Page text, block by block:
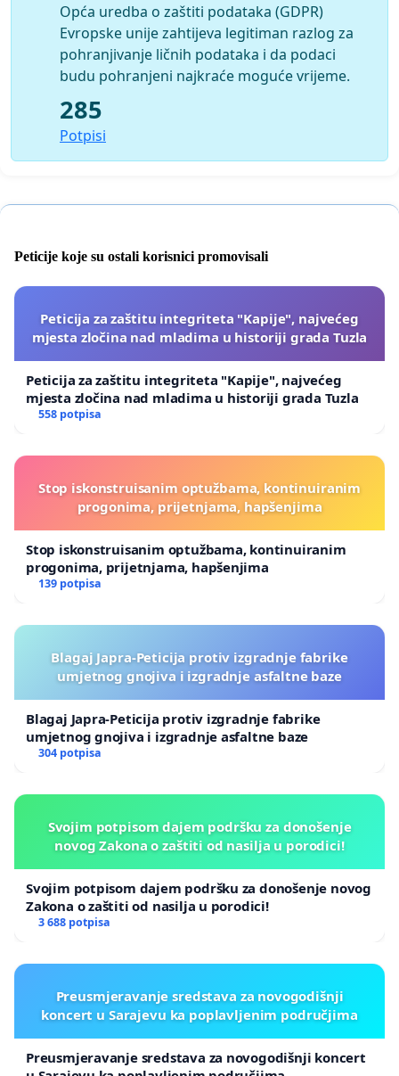
Opća uredba o zaštiti podataka (GDPR)
Evropske unije zahtijeva legitiman razlog za
pohranjivanje ličnih podataka i da podaci
budu pohranjeni najkraće moguće vrijeme.
285
Potpisi
Peticije koje su ostali korisnici promovisali
Peticija za zaštitu integriteta "Kapije", najvećeg
mjesta zločina nad mladima u historiji grada Tuzla
Peticija za zaštitu integriteta "Kapije", najvećeg
mjesta zločina nad mladima u historiji grada Tuzla
558 potpisa
Stop iskonstruisanim optužbama, kontinuiranim
progonima, prijetnjama, hapšenjima
Stop iskonstruisanim optužbama, kontinuiranim
progonima, prijetnjama, hapšenjima
139 potpisa
Blagaj Japra-Peticija protiv izgradnje fabrike
umjetnog gnojiva i izgradnje asfaltne baze
Blagaj Japra-Peticija protiv izgradnje fabrike
umjetnog gnojiva i izgradnje asfaltne baze
304 potpisa
Svojim potpisom dajem podršku za donošenje
novog Zakona o zaštiti od nasilja u porodici!
Svojim potpisom dajem podršku za donošenje novog
Zakona o zaštiti od nasilja u porodici!
3 688 potpisa
Preusmjeravanje sredstava za novogodišnji
koncert u Sarajevu ka poplavljenim područjima
Preusmjeravanje sredstava za novogodišnji koncert